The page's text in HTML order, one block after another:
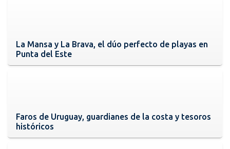
La Mansa y La Brava, el dúo perfecto de playas en
Punta del Este
Faros de Uruguay, guardianes de la costa y tesoros
históricos